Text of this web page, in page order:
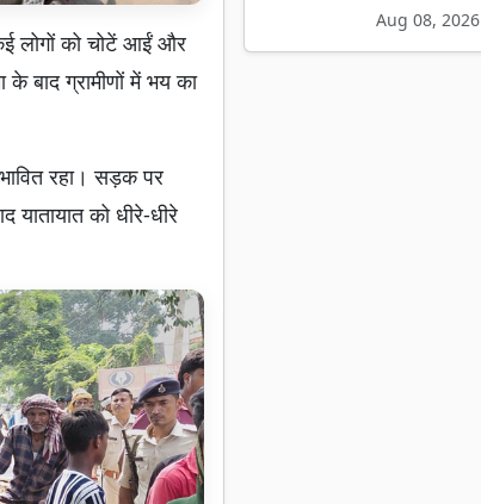
लोगों को चोटें आईं और
बाद ग्रामीणों में भय का
रहा। सड़क पर
को धीरे-धीरे
Aug 08, 2026